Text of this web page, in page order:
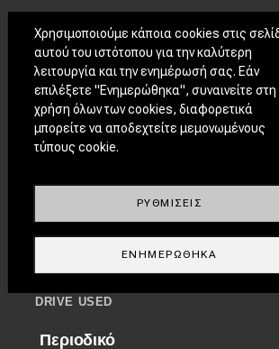
ΜΕΤΑΧΕΙΡΙΣΜΈΝΟ
Οδηγός αγοράς
Συμβουλές
ΧΡΗΣΤΙΚΆ
Οδική βοήθεια
eDRIVE
DRIVE USED
Περιοδικό
Χρησιμοποιούμε κάποια cookies στις
αυτού του ιστότοπου για την καλύτερη
λειτουργία και την ενημέρωσή σας. Εάν
επιλέξετε "Ενημερώθηκα", συναινείτε στη
χρήση όλων των cookies, διαφορετικά
μπορείτε να αποδεχτείτε μεμονωμένους
τύπους cookie.
ΡΥΘΜΊΣΕΙΣ
ΕΝΗΜΕΡΏΘΗΚΑ